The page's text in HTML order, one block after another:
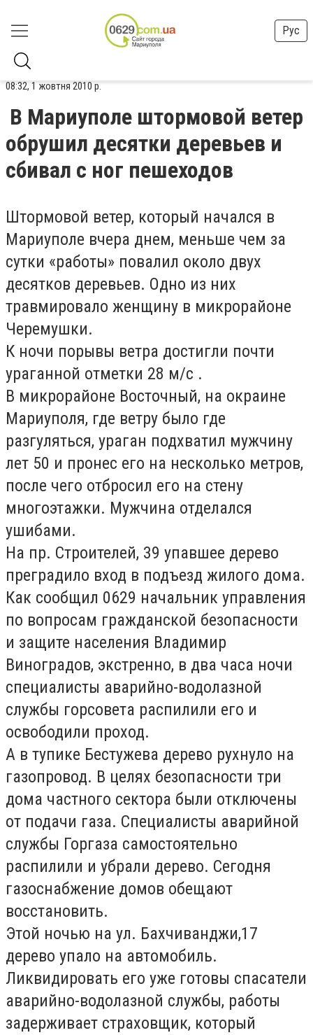
Рус
08:32, 1 жовтня 2010 р.
В Мариуполе штормовой ветер
обрушил десятки деревьев и
сбивал с ног пешеходов
Штормовой ветер, который начался в
Мариуполе вчера днем, меньше чем за
сутки «работы» повалил около двух
десятков деревьев. Одно из них
травмировало женщину в микрорайоне
Черемушки.
К ночи порывы ветра достигли почти
ураганной отметки 28 м/с .
В микрорайоне Восточный, на окраине
Мариуполя, где ветру было где
разгуляться, ураган подхватил мужчину
лет 50 и пронес его на несколько метров,
после чего отбросил его на стену
многоэтажки. Мужчина отделался
ушибами.
На пр. Строителей, 39 упавшее дерево
преградило вход в подъезд жилого дома.
Как сообщил 0629 начальник управления
по вопросам гражданской безопасности
и защите населения Владимир
Виноградов, экстренно, в два часа ночи
специалисты аварийно-водолазной
службы горсовета распилили его и
освободили проход.
А в тупике Бестужева дерево рухнуло на
газопровод. В целях безопасности три
дома частного сектора были отключены
от подачи газа. Специалисты аварийной
службы Горгаза самостоятельно
распилили и убрали дерево. Сегодня
газоснабжение домов обещают
восстановить.
Этой ночью на ул. Бахчиванджи,17
дерево упало на автомобиль.
Ликвидировать его уже готовы спасатели
аварийно-водолазной службы, работы
задерживает страховщик, который